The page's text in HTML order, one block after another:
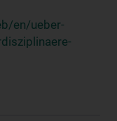
en/ueber-